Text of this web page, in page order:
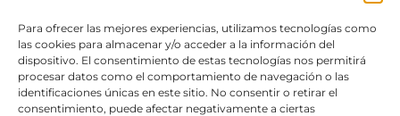
Para ofrecer las mejores experiencias, utilizamos tecnologías como
las cookies para almacenar y/o acceder a la información del
dispositivo. El consentimiento de estas tecnologías nos permitirá
procesar datos como el comportamiento de navegación o las
identificaciones únicas en este sitio. No consentir o retirar el
consentimiento, puede afectar negativamente a ciertas
Condiciones de Compra
Política de cookies (UE)
Contacte con Nosotros